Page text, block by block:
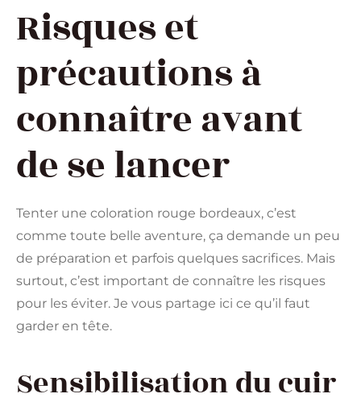
Risques et
précautions à
connaître avant
de se lancer
Tenter une coloration rouge bordeaux, c’est
comme toute belle aventure, ça demande un peu
de préparation et parfois quelques sacrifices. Mais
surtout, c’est important de connaître les risques
pour les éviter. Je vous partage ici ce qu’il faut
garder en tête.
Sensibilisation du cuir